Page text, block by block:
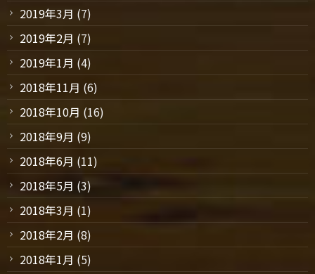
2019年3月 (7)
2019年2月 (7)
2019年1月 (4)
2018年11月 (6)
2018年10月 (16)
2018年9月 (9)
2018年6月 (11)
2018年5月 (3)
2018年3月 (1)
2018年2月 (8)
2018年1月 (5)